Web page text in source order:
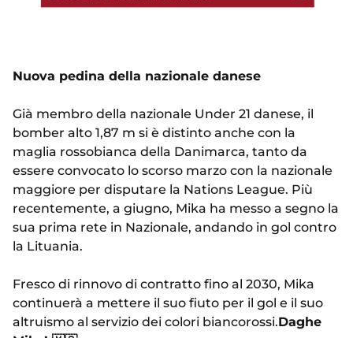
Nuova pedina della nazionale danese
Già membro della nazionale Under 21 danese, il
bomber alto 1,87 m si è distinto anche con la
maglia rossobianca della Danimarca, tanto da
essere convocato lo scorso marzo con la nazionale
maggiore per disputare la Nations League. Più
recentemente, a giugno, Mika ha messo a segno la
sua prima rete in Nazionale, andando in gol contro
la Lituania.
Fresco di rinnovo di contratto fino al 2030, Mika
continuerà a mettere il suo fiuto per il gol e il suo
altruismo al servizio dei colori biancorossi.Daghe